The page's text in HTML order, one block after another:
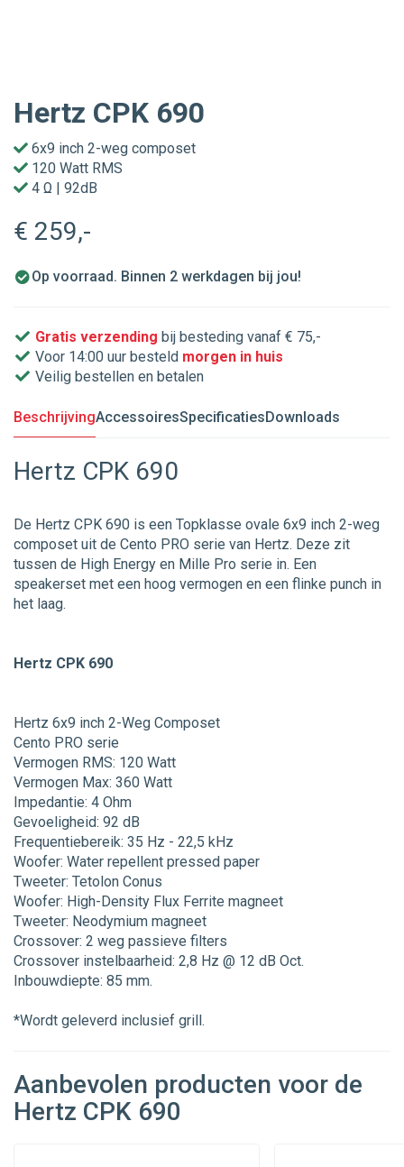
Hertz CPK 690
6x9 inch 2-weg composet
120 Watt RMS
4 Ω | 92dB
€ 259,-
Op voorraad. Binnen 2 werkdagen bij jou!
Gratis verzending bij besteding vanaf € 75,-
Voor 14:00 uur besteld morgen in huis
Veilig bestellen en betalen
BeschrijvingAccessoiresSpecificatiesDownloads
Hertz CPK 690
De Hertz CPK 690 is een Topklasse ovale 6x9 inch 2-weg
composet uit de Cento PRO serie van Hertz. Deze zit
tussen de High Energy en Mille Pro serie in. Een
speakerset met een hoog vermogen en een flinke punch in
het laag.
Hertz CPK 690
Hertz 6x9 inch 2-Weg Composet
Cento PRO serie
Vermogen RMS: 120 Watt
Vermogen Max: 360 Watt
Impedantie: 4 Ohm
Gevoeligheid: 92 dB
Frequentiebereik: 35 Hz - 22,5 kHz
Woofer: Water repellent pressed paper
Tweeter: Tetolon Conus
Woofer: High-Density Flux Ferrite magneet
Tweeter: Neodymium magneet
Crossover: 2 weg passieve filters
Crossover instelbaarheid: 2,8 Hz @ 12 dB Oct.
Inbouwdiepte: 85 mm.
*Wordt geleverd inclusief grill.
Aanbevolen producten voor de
Hertz CPK 690